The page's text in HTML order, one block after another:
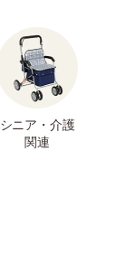
シニア・介護
関連